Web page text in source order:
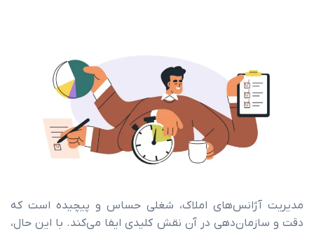
املاک، شغلی حساس و پیچیده است که
در آن نقش کلیدی ایفا می‌کند. با این حال،